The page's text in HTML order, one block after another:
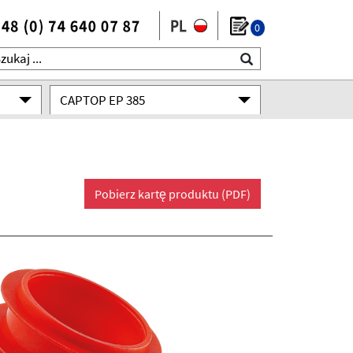
0
CAPTOP EP 385
Pobierz kartę produktu (PDF)